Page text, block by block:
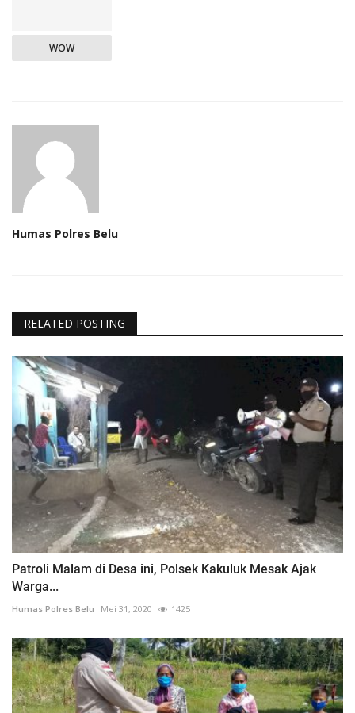
WOW
Humas Polres Belu
RELATED POSTING
Patroli Malam di Desa ini, Polsek Kakuluk Mesak Ajak
Warga...
Humas Polres Belu Mei 31, 2020 1425